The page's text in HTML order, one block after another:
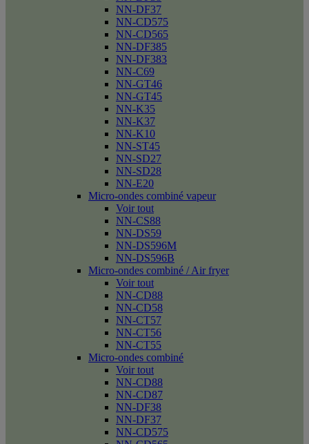
NN-DF37
NN-CD575
NN-CD565
NN-DF385
NN-DF383
NN-C69
NN-GT46
NN-GT45
NN-K35
NN-K37
NN-K10
NN-ST45
NN-SD27
NN-SD28
NN-E20
Micro-ondes combiné vapeur
Voir tout
NN-CS88
NN-DS59
NN-DS596M
NN-DS596B
Micro-ondes combiné / Air fryer
Voir tout
NN-CD88
NN-CD58
NN-CT57
NN-CT56
NN-CT55
Micro-ondes combiné
Voir tout
NN-CD88
NN-CD87
NN-DF38
NN-DF37
NN-CD575